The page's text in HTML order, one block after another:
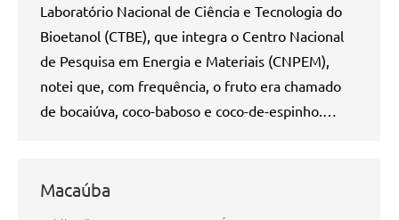
Laboratório Nacional de Ciência e Tecnologia do
Bioetanol (CTBE), que integra o Centro Nacional
de Pesquisa em Energia e Materiais (CNPEM),
notei que, com frequência, o fruto era chamado
de bocaiúva, coco-baboso e coco-de-espinho.…
Macaúba